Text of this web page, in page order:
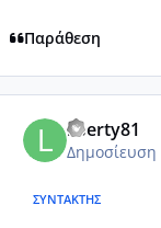
Παράθεση
liberty81
Δημοσίευση
ΣΥΝΤΆΚΤΗΣ